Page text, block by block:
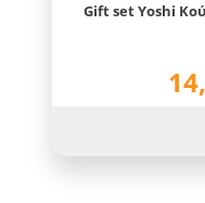
Gift set Yoshi